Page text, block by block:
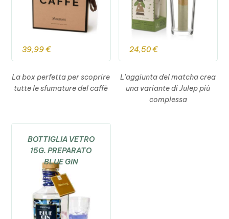
39,99€
La box perfetta per scoprire
tutte le sfumature del caffè
24,50€
L’aggiunta del matcha crea
una variante di Julep più
complessa
BOTTIGLIA VETRO
15G. PREPARATO
BLUE GIN